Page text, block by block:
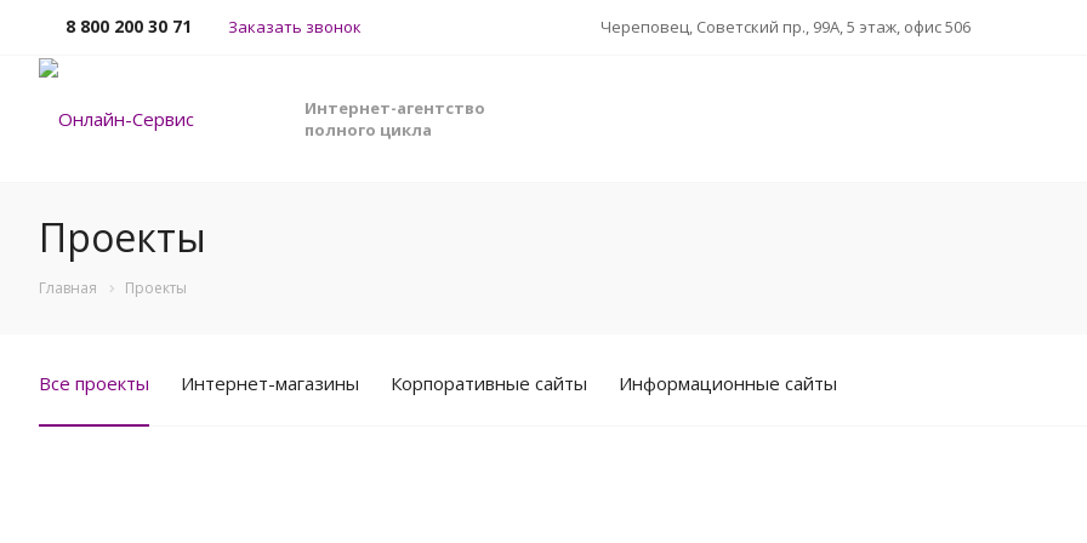
8 800 200 30 71 Заказать звонок Череповец, Советский пр., 99А, 5 этаж, офис 506
Интернет-агентство
полного цикла
Проекты
Главная Проекты
Все проекты Интернет-магазины Корпоративные сайты Информационные сайты